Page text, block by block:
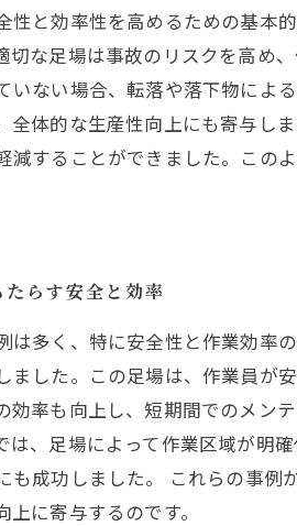
性と効率性を高めるための基本
切な足場は事故のリスクを高め
いない場合、転落や落下物によ
体的な生産性向上にも寄与し
減することができました。この
らす安全と効率
は多く、特に安全性と作業効率
ました。この足場は、作業員が
効率も向上し、短期間でのメン
は、足場によって作業区域が明
も成功しました。 これらの事
に寄与するのです。